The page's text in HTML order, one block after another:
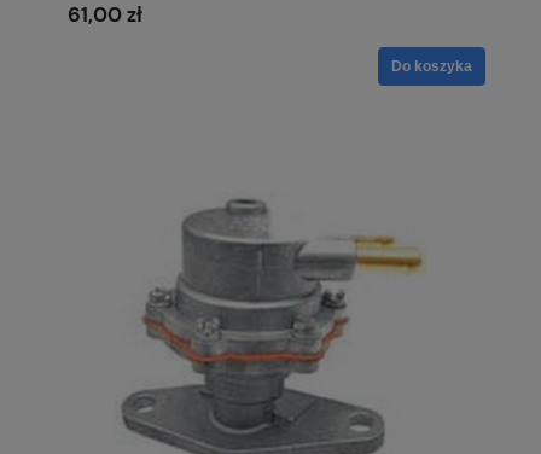
61,00 zł
Do koszyka